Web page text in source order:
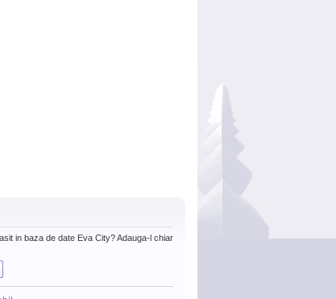
in baza de date Eva City? Adauga-l chiar